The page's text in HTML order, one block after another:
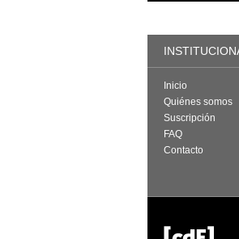
Inicio
Quiénes somos
Suscripción
FAQ
Contacto